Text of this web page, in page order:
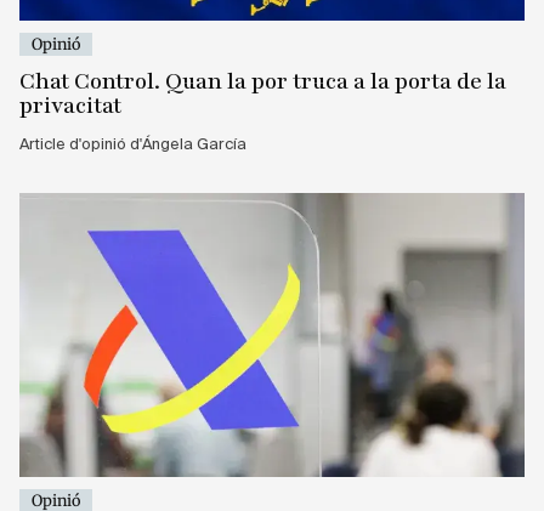
Opinió
Chat Control. Quan la por truca a la porta de la
privacitat
Article d'opinió d'Ángela García
Opinió